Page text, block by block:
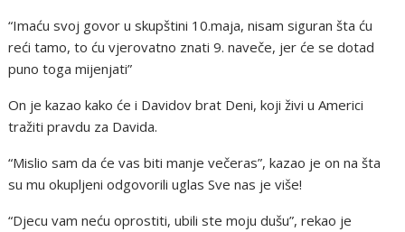
“Imaću svoj govor u skupštini 10.maja, nisam siguran šta ću
reći tamo, to ću vjerovatno znati 9. naveče, jer će se dotad
puno toga mijenjati”
On je kazao kako će i Davidov brat Deni, koji živi u Americi
tražiti pravdu za Davida.
“Mislio sam da će vas biti manje večeras”, kazao je on na šta
su mu okupljeni odgovorili uglas Sve nas je više!
“Djecu vam neću oprostiti, ubili ste moju dušu”, rekao je